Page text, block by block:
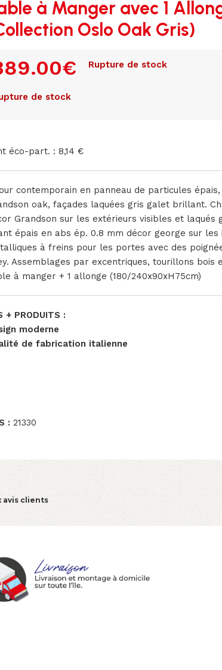
à Manger avec 1
Oslo Oak Gris)
€ Rupture de stock
de stock
éco-part. : 8,14 €
contemporain en panneau de particules
oak, façades laquées gris galet brillant.
Grandson sur les extérieurs visibles et
épais en abs ép. 0.8 mm décor george sur
à freins pour les portes avec des
Assemblages par excentriques, tourillons bois
à manger + 1 allonge (180/240x90xH75cm)
+ PRODUITS :
moderne
de fabrication italienne
: 21330
avis clients